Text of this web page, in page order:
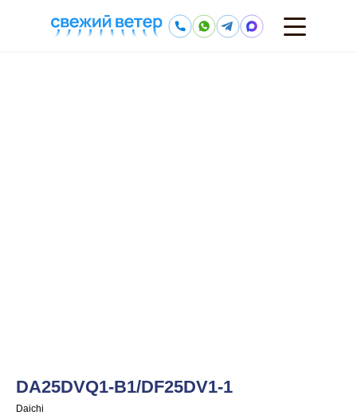
DA25DVQ1-B1/DF25DV1-1
Daichi